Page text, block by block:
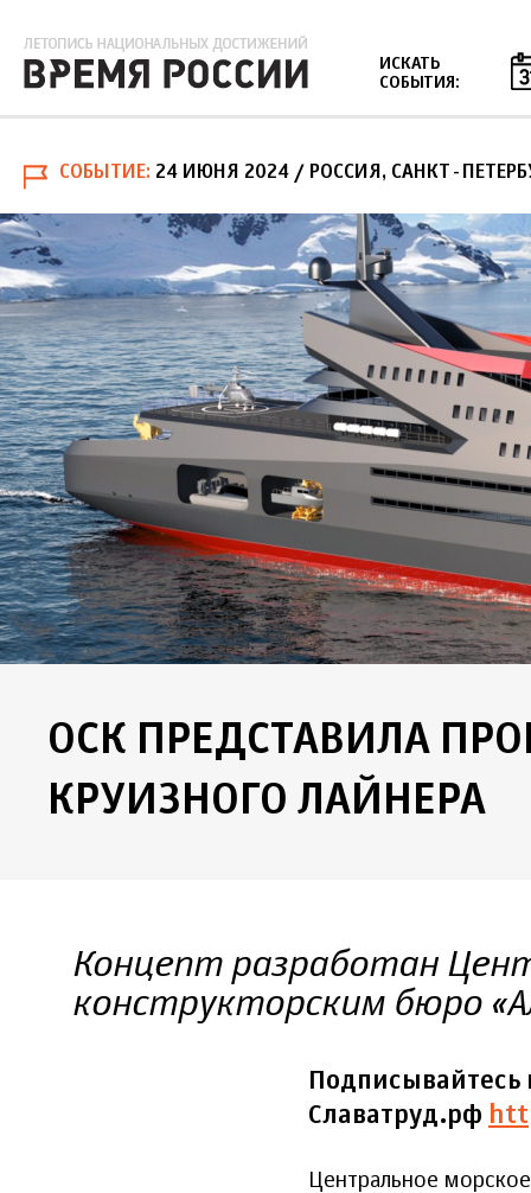
ИСКАТЬ
СОБЫТИЯ:
СОБЫТИЕ 24 ИЮНЯ 2024 / РОССИЯ, САНКТ-
ОСК ПРЕДСТАВИЛА
КРУИЗНОГО ЛАЙНЕРА
Концепт разработан
конструкторским бюро
Славатруд.рф
Центральное